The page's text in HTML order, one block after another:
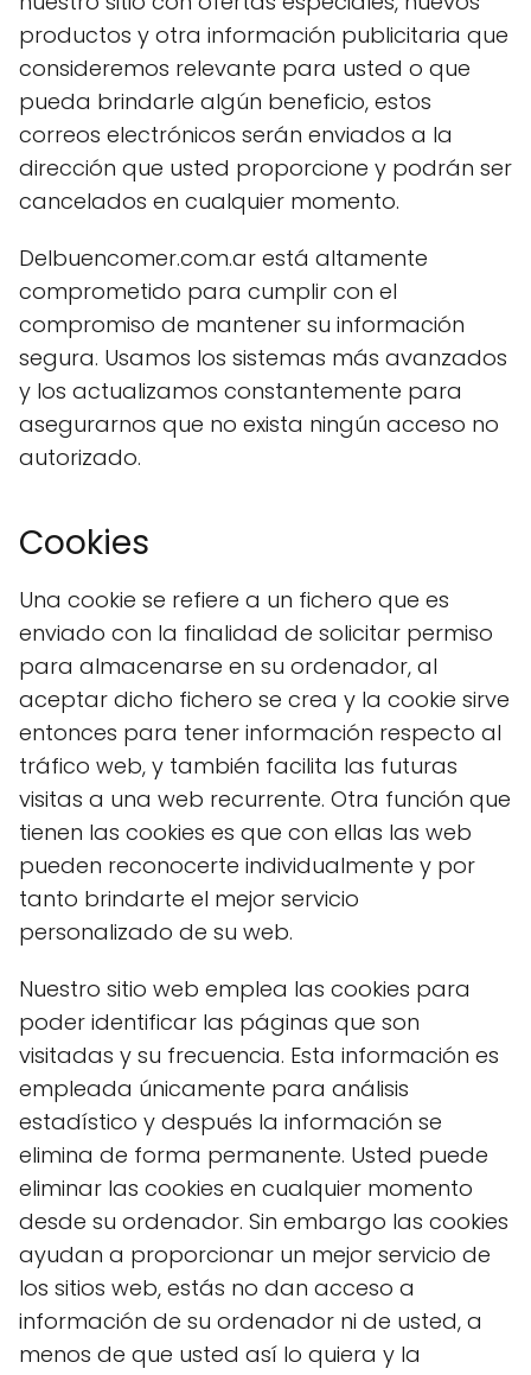
productos y otra información publicitaria que
consideremos relevante para usted o que
pueda brindarle algún beneficio, estos
correos electrónicos serán enviados a la
dirección que usted proporcione y podrán ser
cancelados en cualquier momento.
Delbuencomer.com.ar está altamente
comprometido para cumplir con el
compromiso de mantener su información
segura. Usamos los sistemas más avanzados
y los actualizamos constantemente para
asegurarnos que no exista ningún acceso no
autorizado.
Cookies
Una cookie se refiere a un fichero que es
enviado con la finalidad de solicitar permiso
para almacenarse en su ordenador, al
aceptar dicho fichero se crea y la cookie sirve
entonces para tener información respecto al
tráfico web, y también facilita las futuras
visitas a una web recurrente. Otra función que
tienen las cookies es que con ellas las web
pueden reconocerte individualmente y por
tanto brindarte el mejor servicio
personalizado de su web.
Nuestro sitio web emplea las cookies para
poder identificar las páginas que son
visitadas y su frecuencia. Esta información es
empleada únicamente para análisis
estadístico y después la información se
elimina de forma permanente. Usted puede
eliminar las cookies en cualquier momento
desde su ordenador. Sin embargo las cookies
ayudan a proporcionar un mejor servicio de
los sitios web, estás no dan acceso a
información de su ordenador ni de usted, a
menos de que usted así lo quiera y la